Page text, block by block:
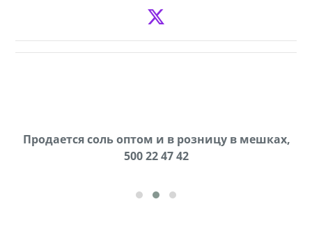
Продается соль оптом и в розницу в мешках,
500 22 47 42
В городе Ниноцминда около фастфуда Hask
cдается в аренду дом, 571 30 57 57Whatsap/Viber